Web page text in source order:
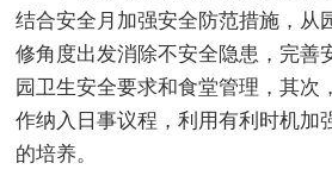
结合安全月加强安全防范措施，从
修角度出发消除不安全隐患，完善
园卫生安全要求和食堂管理，其次
作纳入日事议程，利用有利时机加
的培养。